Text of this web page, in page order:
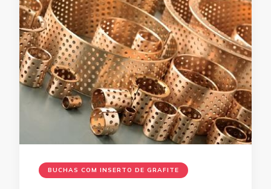
BUCHAS COM INSERTO DE GRAFITE